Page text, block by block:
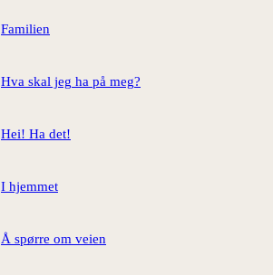
Familien
Hva skal jeg ha på meg?
Hei! Ha det!
I hjemmet
Å spørre om veien